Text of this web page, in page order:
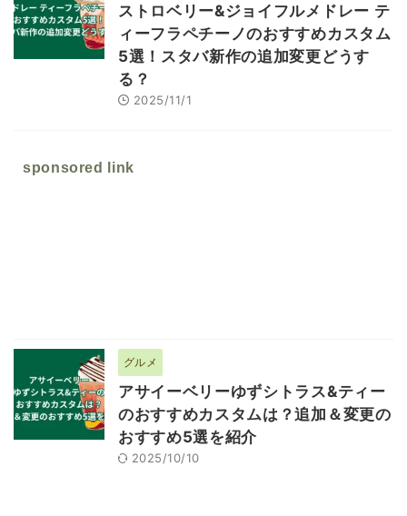
ストロベリー&ジョイフルメドレー テ
ィーフラペチーノのおすすめカスタム
5選！スタバ新作の追加変更どうす
る？
2025/11/1
sponsored link
グルメ
アサイーベリーゆずシトラス&ティー
のおすすめカスタムは？追加＆変更の
おすすめ5選を紹介
2025/10/10